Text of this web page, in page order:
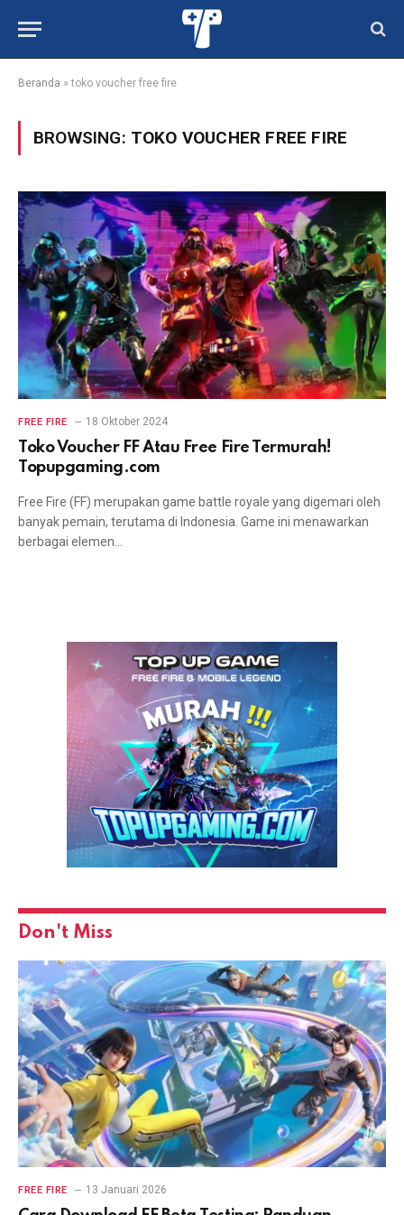
Beranda »toko voucher free fire
BROWSING: TOKO VOUCHER FREE FIRE
FREE FIRE 18 Oktober 2024
Toko Voucher FF Atau Free Fire Termurah!
Topupgaming.com
Free Fire (FF) merupakan game battle royale yang digemari oleh
banyak pemain, terutama di Indonesia. Game ini menawarkan
berbagai elemen…
Don't Miss
FREE FIRE 13 Januari 2026